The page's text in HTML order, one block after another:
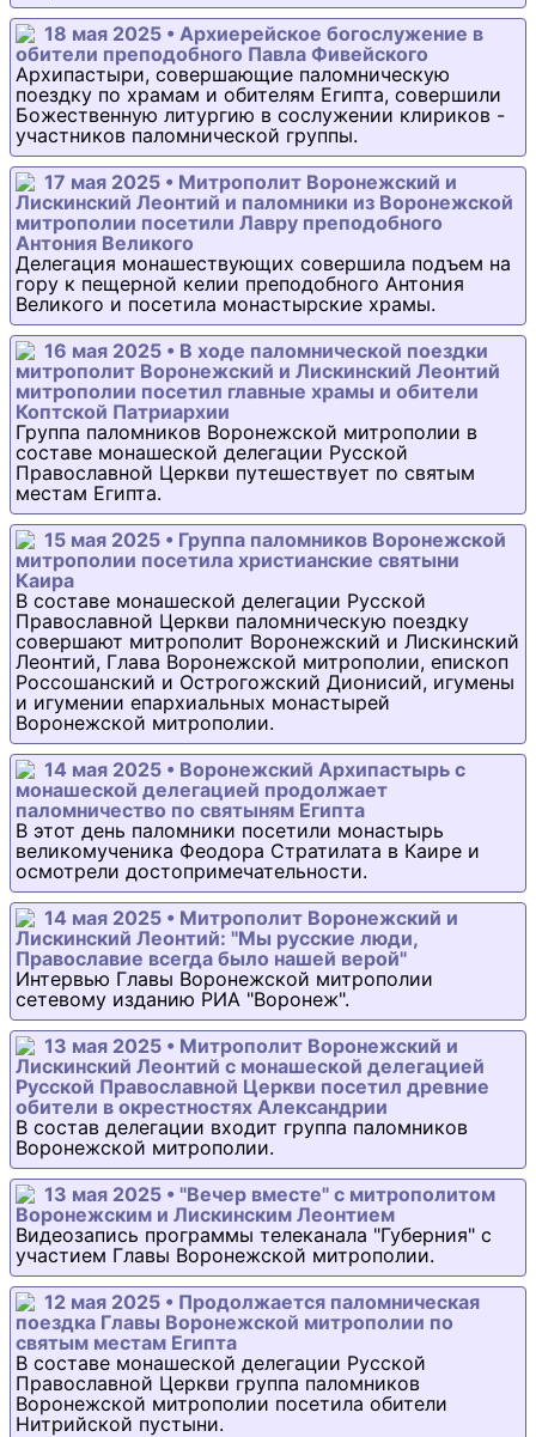
18 мая 2025 • Архиерейское богослужение в
обители преподобного Павла Фивейского
Архипастыри, совершающие паломническую
поездку по храмам и обителям Египта, совершили
Божественную литургию в сослужении клириков -
участников паломнической группы.
17 мая 2025 • Митрополит Воронежский и
Лискинский Леонтий и паломники из Воронежской
митрополии посетили Лавру преподобного
Антония Великого
Делегация монашествующих совершила подъем на
гору к пещерной келии преподобного Антония
Великого и посетила монастырские храмы.
16 мая 2025 • В ходе паломнической поездки
митрополит Воронежский и Лискинский Леонтий
митрополии посетил главные храмы и обители
Коптской Патриархии
Группа паломников Воронежской митрополии в
составе монашеской делегации Русской
Православной Церкви путешествует по святым
местам Египта.
15 мая 2025 • Группа паломников Воронежской
митрополии посетила христианские святыни
Каира
В составе монашеской делегации Русской
Православной Церкви паломническую поездку
совершают митрополит Воронежский и Лискинский
Леонтий, Глава Воронежской митрополии, епископ
Россошанский и Острогожский Дионисий, игумены
и игумении епархиальных монастырей
Воронежской митрополии.
14 мая 2025 • Воронежский Архипастырь с
монашеской делегацией продолжает
паломничество по святыням Египта
В этот день паломники посетили монастырь
великомученика Феодора Стратилата в Каире и
осмотрели достопримечательности.
14 мая 2025 • Митрополит Воронежский и
Лискинский Леонтий: "Мы русские люди,
Православие всегда было нашей верой"
Интервью Главы Воронежской митрополии
сетевому изданию РИА "Воронеж".
13 мая 2025 • Митрополит Воронежский и
Лискинский Леонтий с монашеской делегацией
Русской Православной Церкви посетил древние
обители в окрестностях Александрии
В состав делегации входит группа паломников
Воронежской митрополии.
13 мая 2025 • "Вечер вместе" с митрополитом
Воронежским и Лискинским Леонтием
Видеозапись программы телеканала "Губерния" с
участием Главы Воронежской митрополии.
12 мая 2025 • Продолжается паломническая
поездка Главы Воронежской митрополии по
святым местам Египта
В составе монашеской делегации Русской
Православной Церкви группа паломников
Воронежской митрополии посетила обители
Нитрийской пустыни.